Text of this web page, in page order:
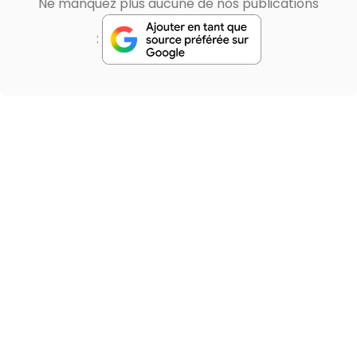
Ne manquez plus aucune de nos publications
: